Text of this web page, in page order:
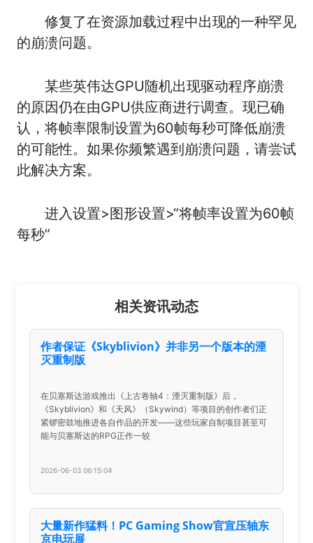
修复了在资源加载过程中出现的一种罕见
的崩溃问题。
某些英伟达GPU随机出现驱动程序崩溃
的原因仍在由GPU供应商进行调查。现已确
认，将帧率限制设置为60帧每秒可降低崩溃
的可能性。如果你频繁遇到崩溃问题，请尝试
此解决方案。
进入设置>图形设置>“将帧率设置为60帧
每秒”
相关资讯动态
作者保证《Skyblivion》并非另一个版本的湮
灭重制版
在贝塞斯达游戏推出《上古卷轴4：湮灭重制版》后，
《Skyblivion》和《天风》（Skywind）等项目的创作者们正
紧锣密鼓地推进各自作品的开发——这些玩家自制项目甚至可
能与贝塞斯达的RPG正作一较
2026-06-03 06:15:04
大量新作猛料！PC Gaming Show官宣压轴东
京电玩展